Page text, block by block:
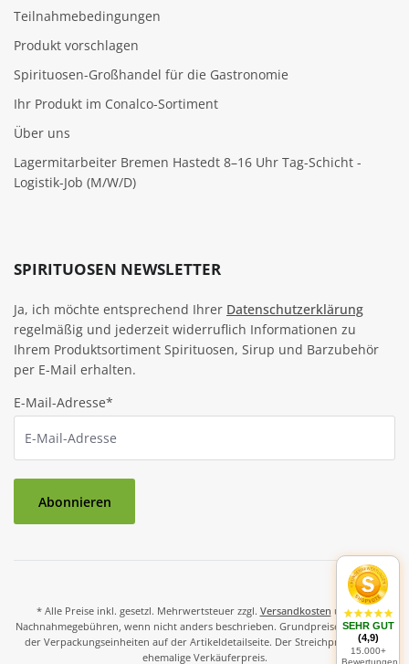
Teilnahmebedingungen
Produkt vorschlagen
Spirituosen-Großhandel für die Gastronomie
Ihr Produkt im Conalco-Sortiment
Über uns
Lagermitarbeiter Bremen Hastedt 8–16 Uhr Tag-Schicht -
Logistik-Job (M/W/D)
SPIRITUOSEN NEWSLETTER
Ja, ich möchte entsprechend Ihrer Datenschutzerklärung
regelmäßig und jederzeit widerruflich Informationen zu
Ihrem Produktsortiment Spirituosen, Sirup und Barzubehör
per E-Mail erhalten.
E-Mail-Adresse*
Abonnieren
* Alle Preise inkl. gesetzl. Mehrwertsteuer zzgl. Versandkosten und ggf.
Nachnahmegebühren, wenn nicht anders beschrieben. Grundpreise und Preise
der Verpackungseinheiten auf der Artikeldetailseite. Der Streichpreis ist der
ehemalige Verkäuferpreis.
SEHR GUT
(4,9)
15.000+
Bewertungen